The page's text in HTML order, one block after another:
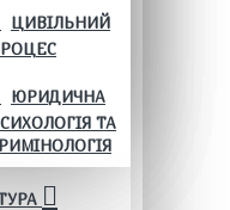
ЦИВІЛЬНИЙ
ЮРИДИЧНА
ТА